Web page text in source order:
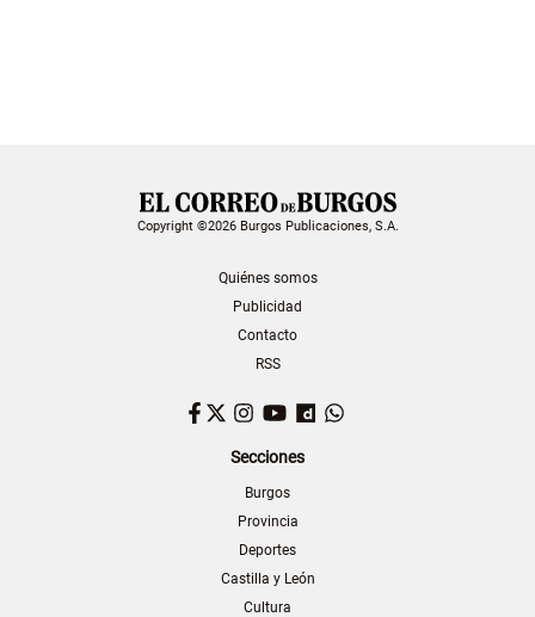
Copyright ©2026 Burgos Publicaciones, S.A.
Quiénes somos
Publicidad
Contacto
RSS
Facebook
TwitterInstagram
YouTubeDailymotion
Secciones
Burgos
Provincia
Deportes
Castilla y León
Cultura